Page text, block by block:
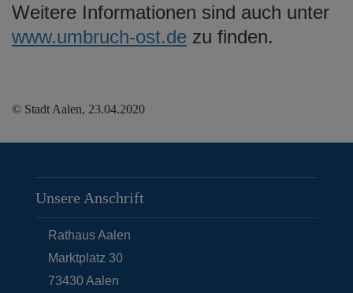
Weitere Informationen sind auch unter
www.umbruch-ost.de zu finden.
© Stadt Aalen, 23.04.2020
Unsere Anschrift
Rathaus Aalen
Marktplatz 30
73430Aalen